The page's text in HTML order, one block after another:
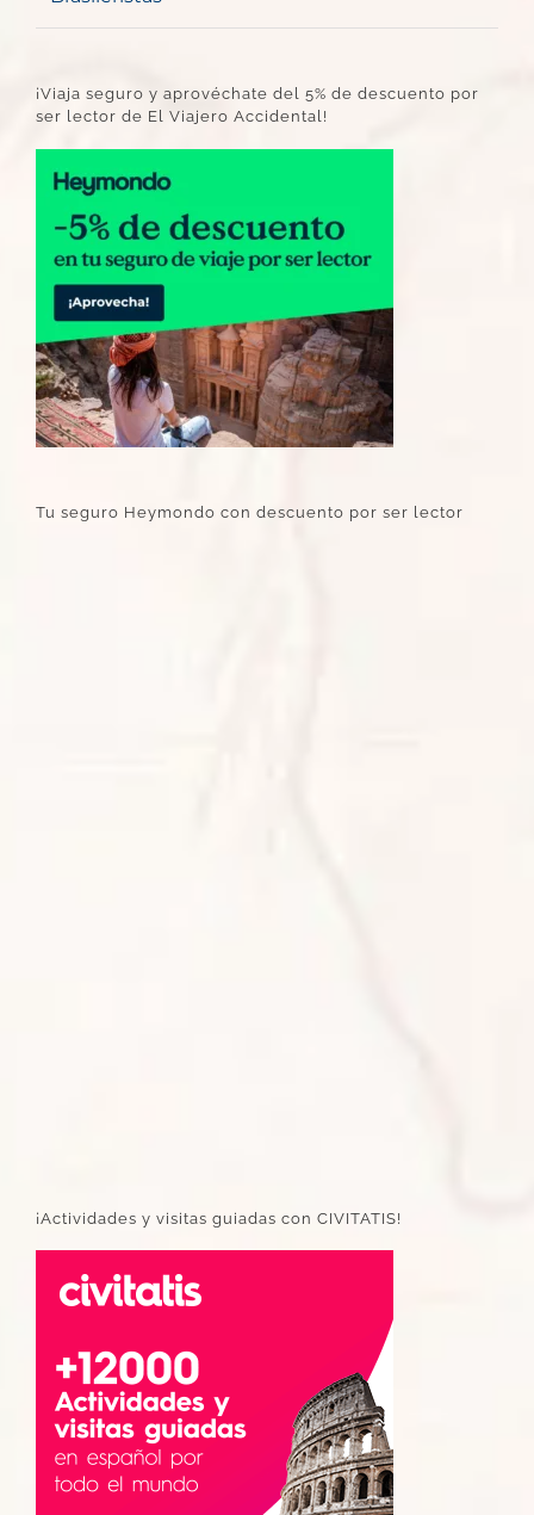
¡Viaja seguro y aprovéchate del 5% de descuento por
ser lector de El Viajero Accidental!
Tu seguro Heymondo con descuento por ser lector
¡Actividades y visitas guiadas con CIVITATIS!